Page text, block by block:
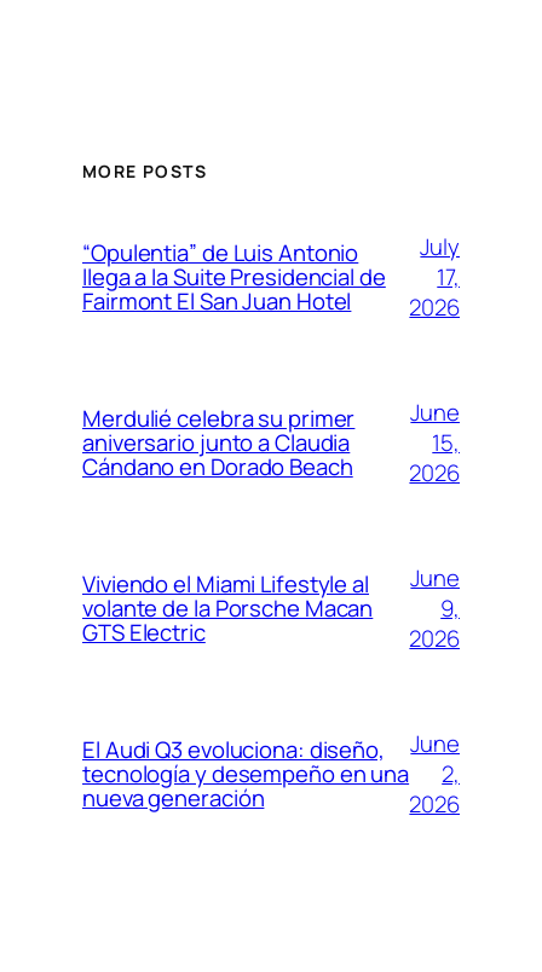
MORE POSTS
“Opulentia” de Luis Antonio
llega a la Suite Presidencial de
Fairmont El San Juan Hotel
July
17,
2026
Merdulié celebra su primer
aniversario junto a Claudia
Cándano en Dorado Beach
June
15,
2026
Viviendo el Miami Lifestyle al
volante de la Porsche Macan
GTS Electric
June
9,
2026
El Audi Q3 evoluciona: diseño,
tecnología y desempeño en una
nueva generación
June
2,
2026